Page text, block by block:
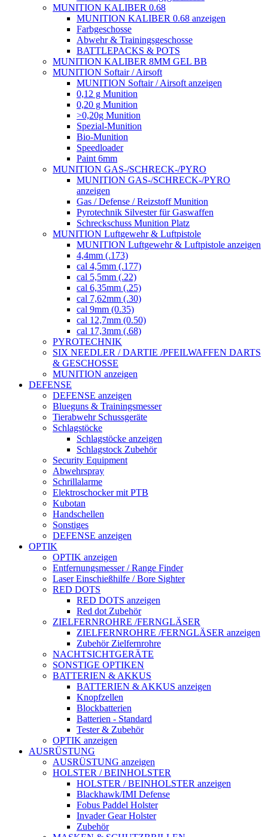
MUNITION KALIBER 0.68
MUNITION KALIBER 0.68 anzeigen
Farbgeschosse
Abwehr & Trainingsgeschosse
BATTLEPACKS & POTS
MUNITION KALIBER 8MM GEL BB
MUNITION Softair / Airsoft
MUNITION Softair / Airsoft anzeigen
0,12 g Munition
0,20 g Munition
>0,20g Munition
Spezial-Munition
Bio-Munition
Speedloader
Paint 6mm
MUNITION GAS-/SCHRECK-/PYRO
MUNITION GAS-/SCHRECK-/PYRO
anzeigen
Gas / Defense / Reizstoff Munition
Pyrotechnik Silvester für Gaswaffen
Schreckschuss Munition Platz
MUNITION Luftgewehr & Luftpistole
MUNITION Luftgewehr & Luftpistole anzeigen
4,4mm (.173)
cal 4,5mm (.177)
cal 5,5mm (.22)
cal 6,35mm (.25)
cal 7,62mm (.30)
cal 9mm (0.35)
cal 12,7mm (0.50)
cal 17,3mm (.68)
PYROTECHNIK
SIX NEEDLER / DARTIE /PFEILWAFFEN DARTS
& GESCHOSSE
MUNITION anzeigen
DEFENSE
DEFENSE anzeigen
Blueguns & Trainingsmesser
Tierabwehr Schussgeräte
Schlagstöcke
Schlagstöcke anzeigen
Schlagstock Zubehör
Security Equipment
Abwehrspray
Schrillalarme
Elektroschocker mit PTB
Kubotan
Handschellen
Sonstiges
DEFENSE anzeigen
OPTIK
OPTIK anzeigen
Entfernungsmesser / Range Finder
Laser Einschießhilfe / Bore Sighter
RED DOTS
RED DOTS anzeigen
Red dot Zubehör
ZIELFERNROHRE /FERNGLÄSER
ZIELFERNROHRE /FERNGLÄSER anzeigen
Zubehör Zielfernrohre
NACHTSICHTGERÄTE
SONSTIGE OPTIKEN
BATTERIEN & AKKUS
BATTERIEN & AKKUS anzeigen
Knopfzellen
Blockbatterien
Batterien - Standard
Tester & Zubehör
OPTIK anzeigen
AUSRÜSTUNG
AUSRÜSTUNG anzeigen
HOLSTER / BEINHOLSTER
HOLSTER / BEINHOLSTER anzeigen
Blackhawk/IMI Defense
Fobus Paddel Holster
Invader Gear Holster
Zubehör